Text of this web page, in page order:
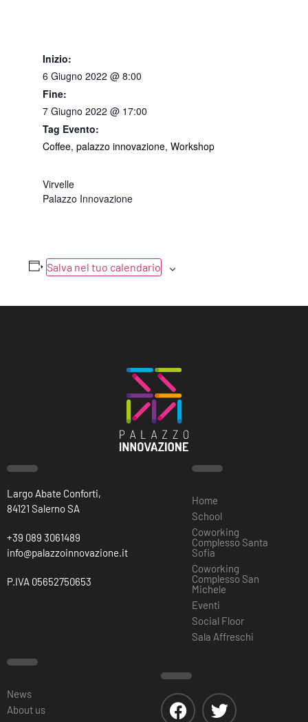
Inizio:
6 Giugno 2022 @ 8:00
Fine:
7 Giugno 2022 @ 17:00
Tag Evento:
Coffee,palazzo innovazione,Workshop
Virvelle
Palazzo Innovazione
Salva nel tuo calendario
Largo Abate Conforti,
84121 Salerno SA
+39 089 3061489
info@palazzoinnovazione.it
P.IVA 05652750653
Home
School
Coworking
Complesso Santa
Sofia
Coworking
Complesso San
Michele
Eventi
Social Floor
Sala Affreschi
News
About us